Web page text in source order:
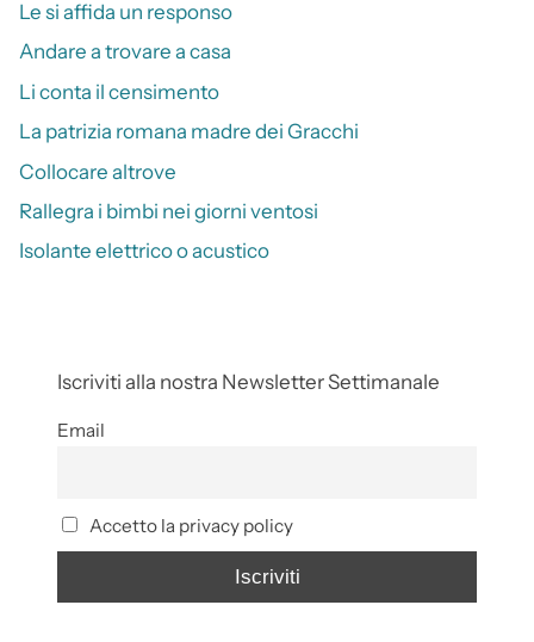
Le si affida un responso
Andare a trovare a casa
Li conta il censimento
La patrizia romana madre dei Gracchi
Collocare altrove
Rallegra i bimbi nei giorni ventosi
Isolante elettrico o acustico
Iscriviti alla nostra Newsletter Settimanale
Email
Accetto la privacy policy